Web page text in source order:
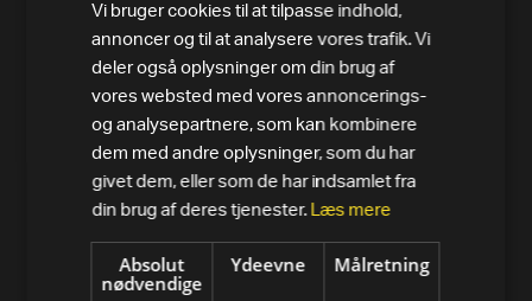
Alle varer
Motionscykler
Crosstrainer og elliptical
Romaskine
Styrke
Vi bruger cookies til at tilpasse indhold,
annoncer og til at analysere vores trafik. Vi
deler også oplysninger om din brug af
vores websted med vores annoncerings-
og analysepartnere, som kan kombinere
dem med andre oplysninger, som du har
givet dem, eller som de har indsamlet fra
din brug af deres tjenester.
Læs mere
Absolut
nødvendige
Ydeevne Målretning